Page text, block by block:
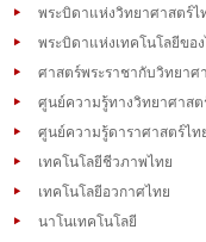
พระบิดาแห่งวิทยาศาสตร์ไ
พระบิดาแห่งเทคโนโลยีขอ
ศาสตร์พระราชากับวิทยาศ
ศูนย์ความรู้ทางวิทยาศาสต
ศูนย์ความรู้ดาราศาสตร์ไท
เทคโนโลยีชีวภาพไทย
เทคโนโลยีอวกาศไทย
นาโนเทคโนโลยี